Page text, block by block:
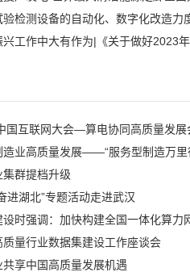
(1)
群提档升级
进湖北”专题活动走进武汉
量行业数据集建设工作座谈会
享中国高质量发展机遇